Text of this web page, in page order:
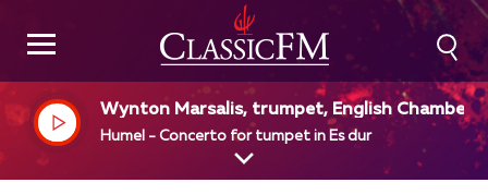
Wynton Marsalis, trumpet, English Chamber
chestra, Raymond Leppard, dir
Humel - Concerto for tumpet in Es dur